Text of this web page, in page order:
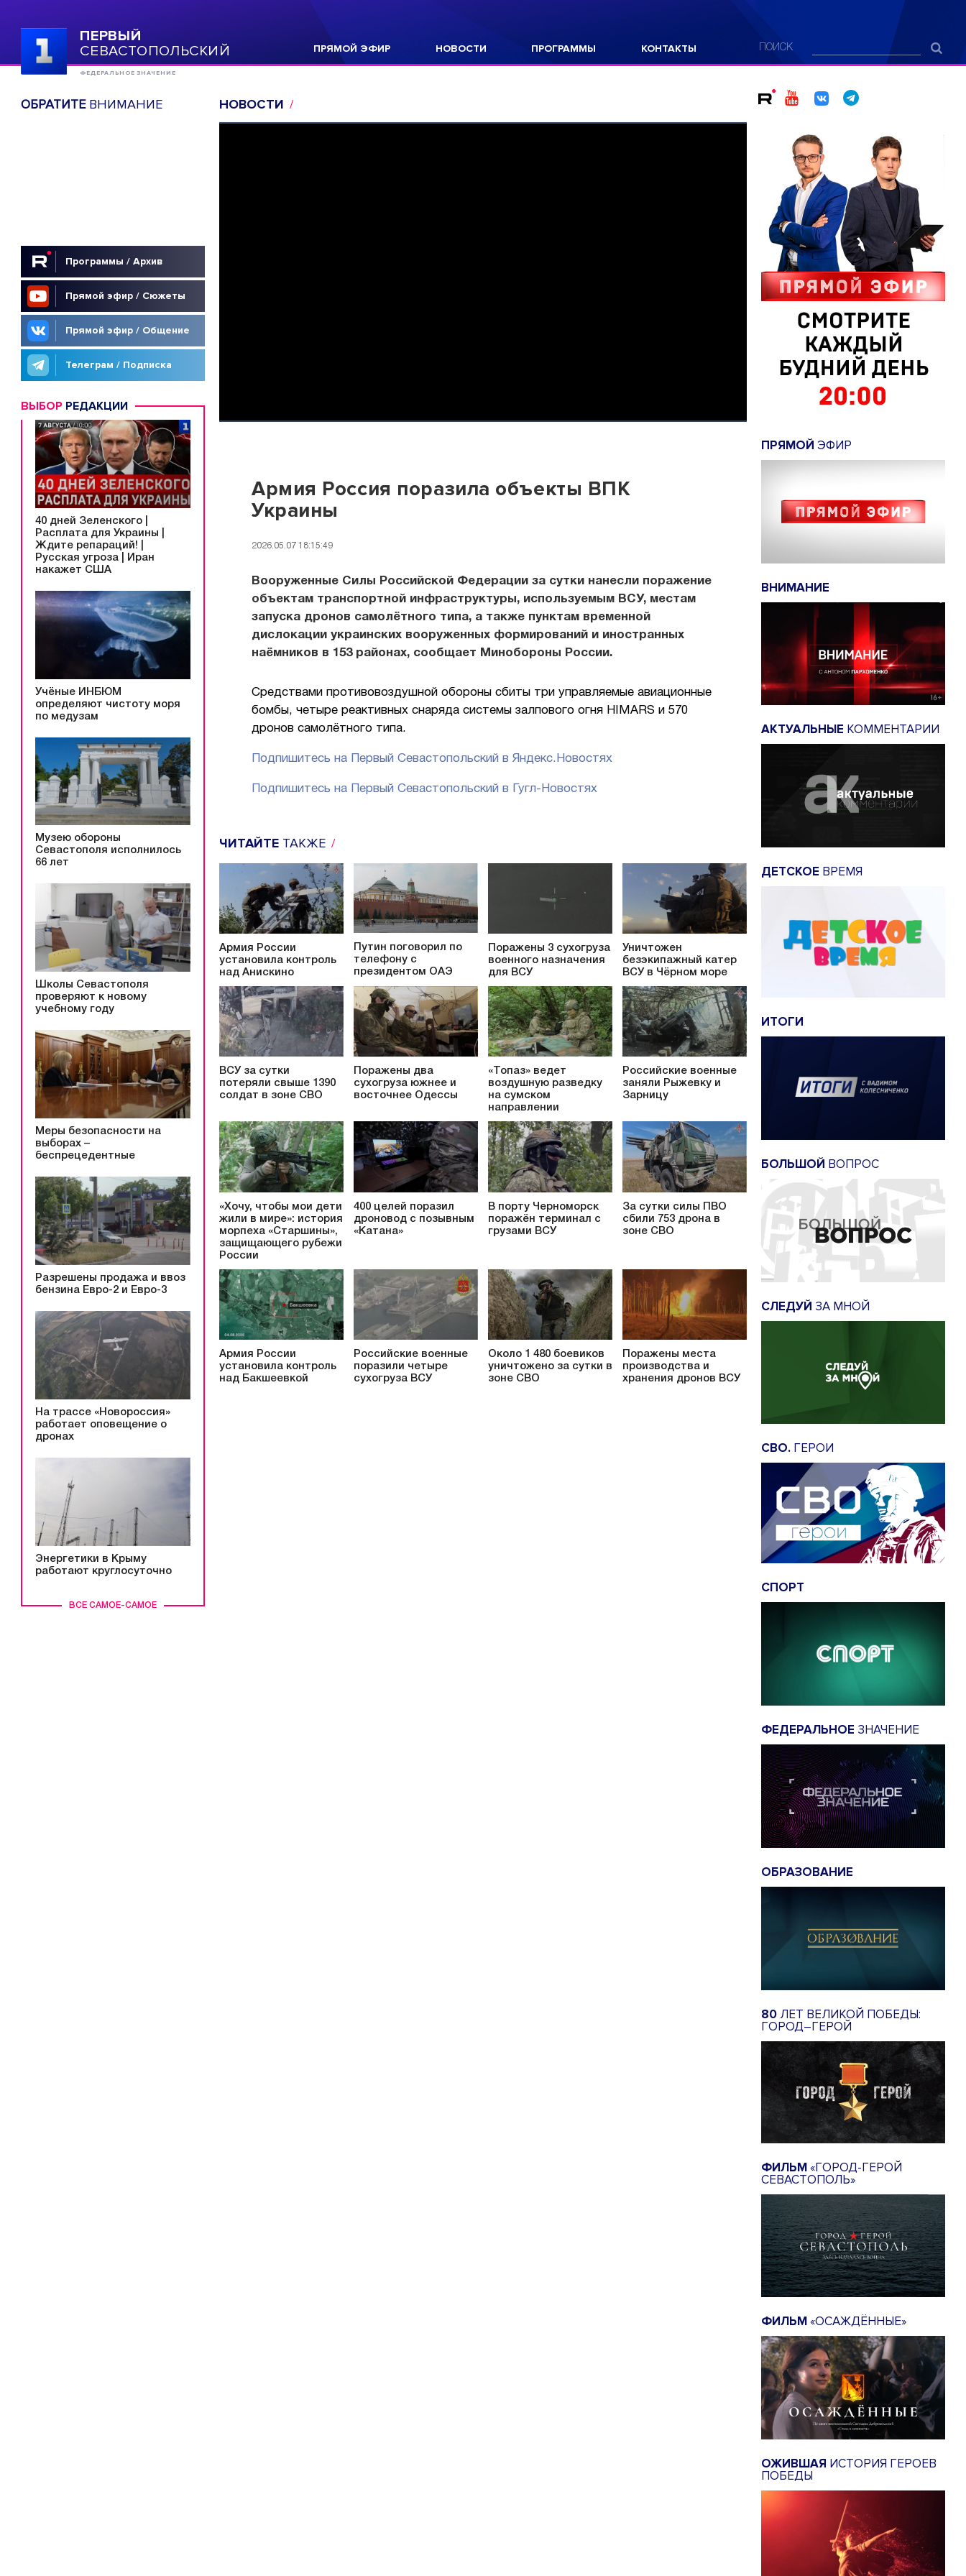
ПЕРВЫЙ
СЕВАСТОПОЛЬСКИЙ
ФЕДЕРАЛЬНОЕ ЗНАЧЕНИЕ
ПРЯМОЙ ЭФИР НОВОСТИ ПРОГРАММЫ КОНТАКТЫ ПОИСК
ОБРАТИТЕВНИМАНИЕ
Программы / Архив
Прямой эфир / Сюжеты
Прямой эфир / Общение
Телеграм / Подписка
ВЫБОР РЕДАКЦИИ
ВСЕ САМОЕ-САМОЕ
40 дней Зеленского |
Расплата для Украины |
Ждите репараций! |
Русская угроза | Иран
накажет США
Учёные ИНБЮМ
определяют чистоту моря
по медузам
Музею обороны
Севастополя исполнилось
66 лет
Школы Севастополя
проверяют к новому
учебному году
Меры безопасности на
выборах –
беспрецедентные
Разрешены продажа и ввоз
бензина Евро-2 и Евро-3
На трассе «Новороссия»
работает оповещение о
дронах
Энергетики в Крыму
работают круглосуточно
НОВОСТИ
Армия Россия поразила объекты ВПК
Украины
2026.05.07 18:15:49
Вооруженные Силы Российской Федерации за сутки нанесли поражение
объектам транспортной инфраструктуры, используемым ВСУ, местам
запуска дронов самолётного типа, а также пунктам временной
дислокации украинских вооруженных формирований и иностранных
наёмников в 153 районах, сообщает Минобороны России.
Средствами противовоздушной обороны сбиты три управляемые авиационные
бомбы, четыре реактивных снаряда системы залпового огня HIMARS и 570
дронов самолётного типа.
Подпишитесь на Первый Севастопольский в Яндекс.Новостях
Подпишитесь на Первый Севастопольский в Гугл-Новостях
ЧИТАЙТЕ ТАКЖЕ
Армия России
установила контроль
над Анискино
Путин поговорил по
телефону с
президентом ОАЭ
Поражены 3 сухогруза
военного назначения
для ВСУ
Уничтожен
безэкипажный катер
ВСУ в Чёрном море
ВСУ за сутки
потеряли свыше 1390
солдат в зоне СВО
Поражены два
сухогруза южнее и
восточнее Одессы
«Топаз» ведет
воздушную разведку
на сумском
направлении
Российские военные
заняли Рыжевку и
Зарницу
«Хочу, чтобы мои дети
жили в мире»: история
морпеха «Старшины»,
защищающего рубежи
России
400 целей поразил
дроновод с позывным
«Катана»
В порту Черноморск
поражён терминал с
грузами ВСУ
За сутки силы ПВО
сбили 753 дрона в
зоне СВО
Армия России
установила контроль
над Бакшеевкой
Российские военные
поразили четыре
сухогруза ВСУ
Около 1 480 боевиков
уничтожено за сутки в
зоне СВО
Поражены места
производства и
хранения дронов ВСУ
ПРЯМОЙ ЭФИР
ВНИМАНИЕ
АКТУАЛЬНЫЕ КОММЕНТАРИИ
ДЕТСКОЕ ВРЕМЯ
ИТОГИ
БОЛЬШОЙ ВОПРОС
СЛЕДУЙ ЗА МНОЙ
СВО. ГЕРОИ
СПОРТ
ФЕДЕРАЛЬНОЕ ЗНАЧЕНИЕ
ОБРАЗОВАНИЕ
80 ЛЕТ ВЕЛИКОЙ ПОБЕДЫ:
ГОРОД–ГЕРОЙ
ФИЛЬМ«ГОРОД-ГЕРОЙ
СЕВАСТОПОЛЬ»
ФИЛЬМ«ОСАЖДЁННЫЕ»
ОЖИВШАЯ ИСТОРИЯ ГЕРОЕВ
ПОБЕДЫ